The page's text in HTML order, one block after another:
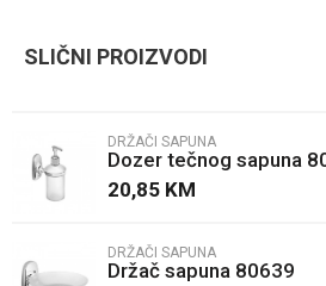
Poruka
SLIČNI PROIZVODI
DRŽAČI SAPUNA
Dozer tečnog sapuna
20,85 KM
DRŽAČI SAPUNA
Držač sapuna 80639